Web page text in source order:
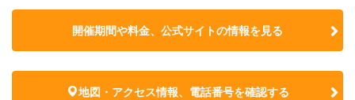
開催期間や料金、公式サイトの情報を見る
地図・アクセス情報、電話番号を確認する